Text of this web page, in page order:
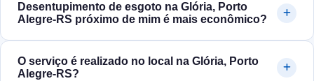
Desentupimento de esgoto na Glória, Porto
Alegre‑RS próximo de mim é mais econômico?
O serviço é realizado no local na Glória, Porto
Alegre‑RS?